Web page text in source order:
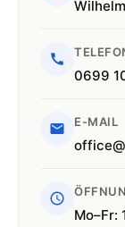
0699
E-MAIL
Mo–Fr: